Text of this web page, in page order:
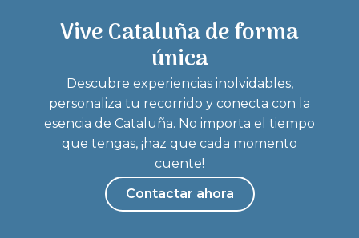
Vive Cataluña de forma
única
Descubre experiencias inolvidables,
personaliza tu recorrido y conecta con la
esencia de Cataluña. No importa el tiempo
que tengas, ¡haz que cada momento
cuente!
Contactar ahora